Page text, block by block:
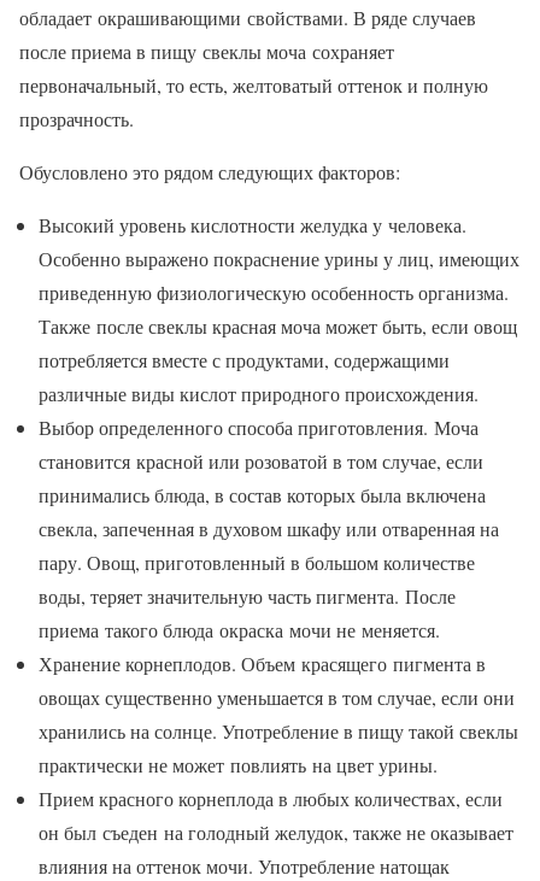
обладает окрашивающими свойствами. В ряде случаев
после приема в пищу свеклы моча сохраняет
первоначальный, то есть, желтоватый оттенок и полную
прозрачность.
Обусловлено это рядом следующих факторов:
Высокий уровень кислотности желудка у человека.
Особенно выражено покраснение урины у лиц, имеющих
приведенную физиологическую особенность организма.
Также после свеклы красная моча может быть, если овощ
потребляется вместе с продуктами, содержащими
различные виды кислот природного происхождения.
Выбор определенного способа приготовления. Моча
становится красной или розоватой в том случае, если
принимались блюда, в состав которых была включена
свекла, запеченная в духовом шкафу или отваренная на
пару. Овощ, приготовленный в большом количестве
воды, теряет значительную часть пигмента. После
приема такого блюда окраска мочи не меняется.
Хранение корнеплодов. Объем красящего пигмента в
овощах существенно уменьшается в том случае, если они
хранились на солнце. Употребление в пищу такой свеклы
практически не может повлиять на цвет урины.
Прием красного корнеплода в любых количествах, если
он был съеден на голодный желудок, также не оказывает
влияния на оттенок мочи. Употребление натощак